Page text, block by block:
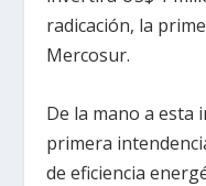
radicación, la
Mercosur.
De la mano a esta
primera
de eficiencia